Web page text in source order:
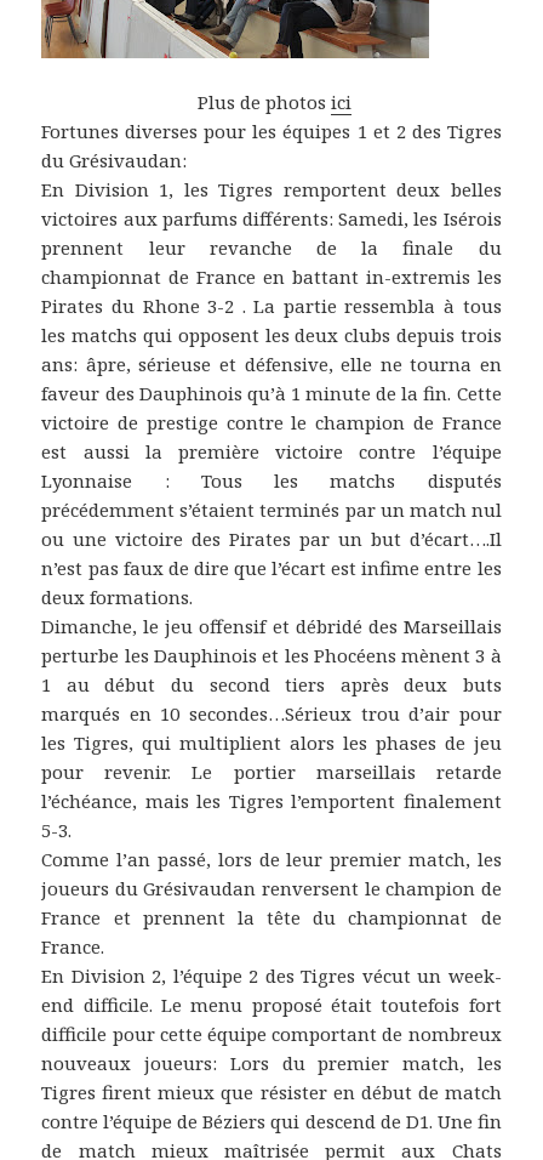
Plus de photos ici
Fortunes diverses pour les équipes 1 et 2 des Tigres
du Grésivaudan:
En Division 1, les Tigres remportent deux belles
victoires aux parfums différents: Samedi, les Isérois
prennent leur revanche de la finale du
championnat de France en battant in-extremis les
Pirates du Rhone 3-2 . La partie ressembla à tous
les matchs qui opposent les deux clubs depuis trois
ans: âpre, sérieuse et défensive, elle ne tourna en
faveur des Dauphinois qu’à 1 minute de la fin. Cette
victoire de prestige contre le champion de France
est aussi la première victoire contre l’équipe
Lyonnaise : Tous les matchs disputés
précédemment s’étaient terminés par un match nul
ou une victoire des Pirates par un but d’écart….Il
n’est pas faux de dire que l’écart est infime entre les
deux formations.
Dimanche, le jeu offensif et débridé des Marseillais
perturbe les Dauphinois et les Phocéens mènent 3 à
1 au début du second tiers après deux buts
marqués en 10 secondes…Sérieux trou d’air pour
les Tigres, qui multiplient alors les phases de jeu
pour revenir. Le portier marseillais retarde
l’échéance, mais les Tigres l’emportent finalement
5-3.
Comme l’an passé, lors de leur premier match, les
joueurs du Grésivaudan renversent le champion de
France et prennent la tête du championnat de
France.
En Division 2, l’équipe 2 des Tigres vécut un week-
end difficile. Le menu proposé était toutefois fort
difficile pour cette équipe comportant de nombreux
nouveaux joueurs: Lors du premier match, les
Tigres firent mieux que résister en début de match
contre l’équipe de Béziers qui descend de D1. Une fin
de match mieux maîtrisée permit aux Chats